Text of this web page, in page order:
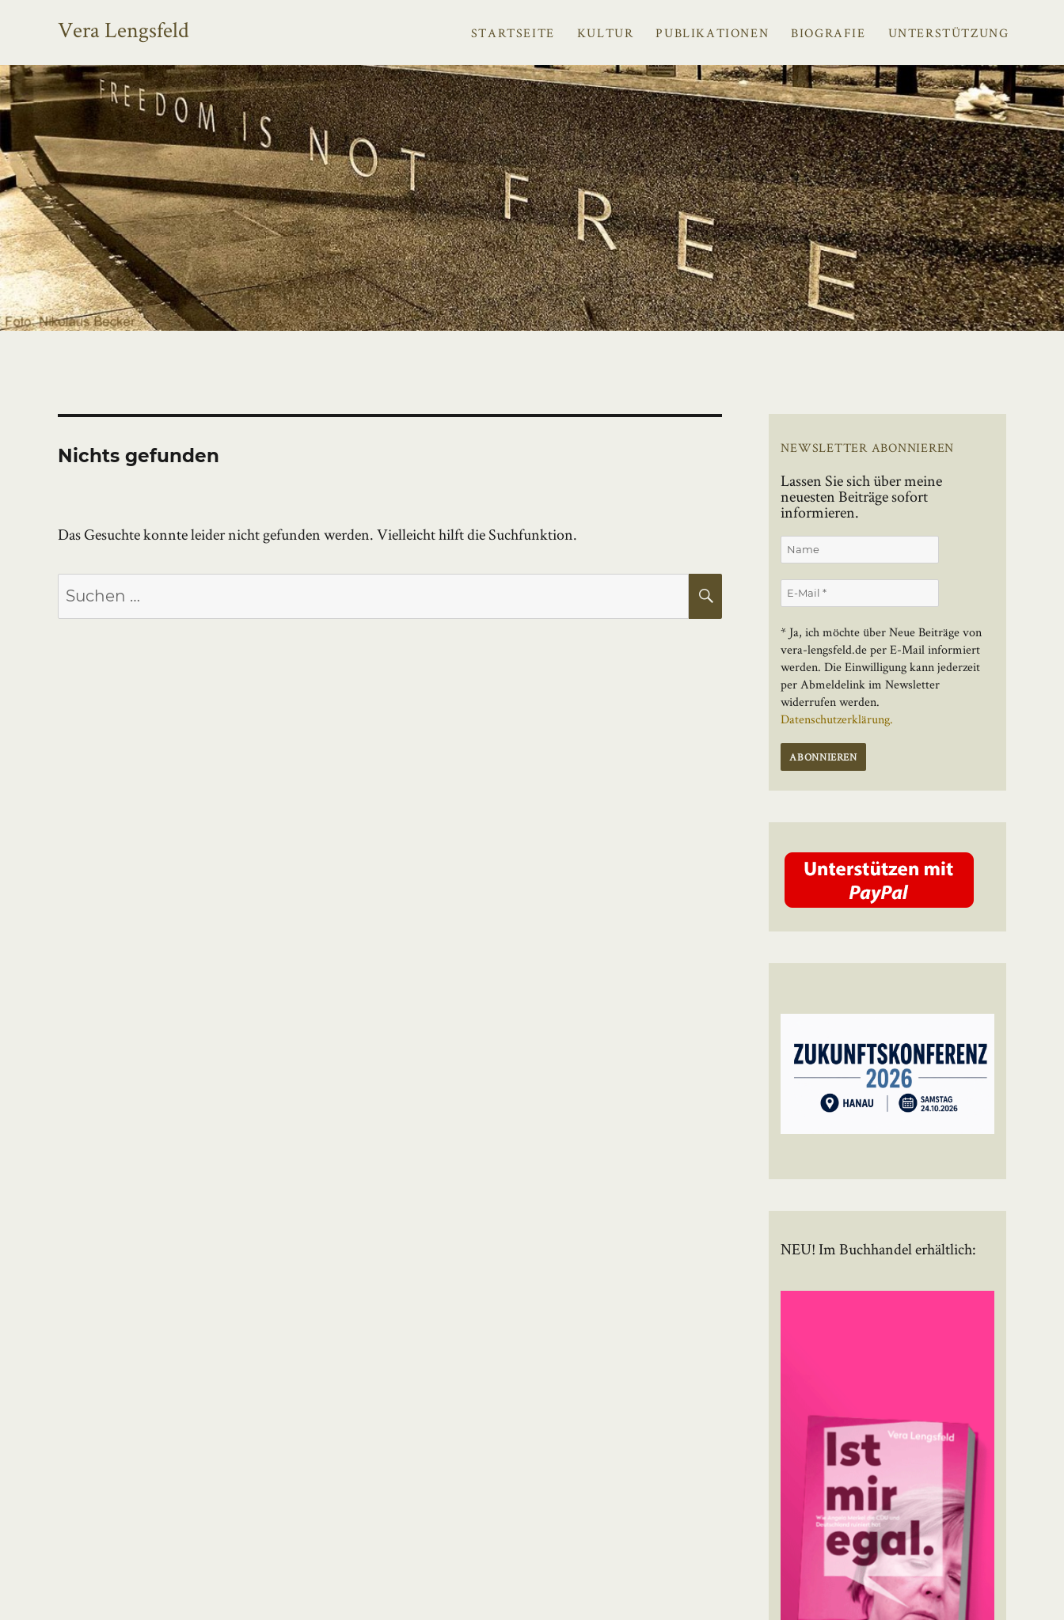
Vera Lengsfeld STARTSEITE KULTUR PUBLIKATIONEN BIOGRAFIE UNTERSTÜTZUNG
Nichts gefunden
Das Gesuchte konnte leider nicht gefunden werden. Vielleicht hilft die Suchfunktion.
Suchen
nach:
SUCHEN
NEWSLETTER ABONNIEREN
Lassen Sie sich über meine
neuesten Beiträge sofort
informieren.
* Ja, ich möchte über Neue Beiträge von
vera-lengsfeld.de per E-Mail informiert
werden. Die Einwilligung kann jederzeit
per Abmeldelink im Newsletter
widerrufen werden.
Datenschutzerklärung.
NEU! Im Buchhandel erhältlich: